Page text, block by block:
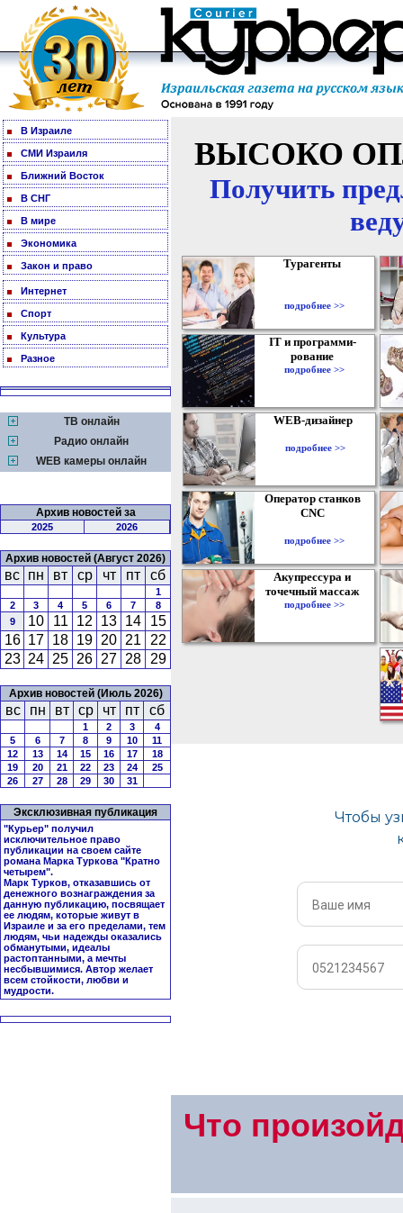
В Израиле
СМИ Израиля
Ближний Восток
В СНГ
В мире
Экономика
Закон и право
Интернет
Спорт
Культура
Разное
ТВ онлайн
Радио онлайн
WEB камеры онлайн
Архив новостей за
2025 2026
Архив новостей (Август 2026)
вс пн вт ср чт пт сб
1
2
3 4 5 6 7
8
9
10 11 12 13 14
15
16 17 18 19 20 21
22
23 24 25 26 27 28 29
Архив новостей (Июль 2026)
вс пн вт ср чт пт сб
1 2 3
4
5
6 7 8 9 10
11
12
13 14 15 16 17
18
19
20 21 22 23 24
25
26
27 28 29 30 31
Эксклюзивная публикация
"Курьер" получил
исключительное право
публикации на своем сайте
романа Марка Туркова "Кратно
четырем".
Марк Турков, отказавшись от
денежного вознаграждения за
данную публикацию, посвящает
ее людям, которые живут в
Израиле и за его пределами, тем
людям, чьи надежды оказались
обманутыми, идеалы
растоптанными, а мечты
несбывшимися. Автор желает
всем стойкости, любви и
мудрости.
ВЫСОКО
Получить
Турагенты
подробнее >>
IT и программи-
рование
подробнее >>
WEB-дизайнер
подробнее >>
Оператор станков
CNC
подробнее >>
Акупрессура и
точечный массаж
подробнее >>
Что